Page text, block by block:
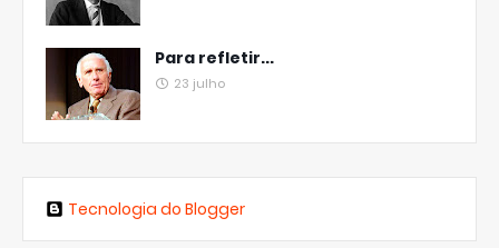
Para refletir...
23 julho
Tecnologia do Blogger